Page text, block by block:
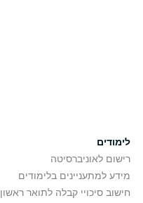
לימודים
רישום לאוניברסיטה
מידע למתעניינים בלימודים
חישוב סיכויי קבלה לתואר ראשון